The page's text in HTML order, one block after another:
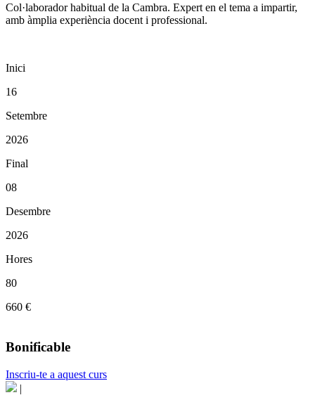
Col·laborador habitual de la Cambra. Expert en el tema a impartir,
amb àmplia experiència docent i professional.
Inici
16
Setembre
2026
Final
08
Desembre
2026
Hores
80
660 €
Bonificable
Inscriu-te a aquest curs
|